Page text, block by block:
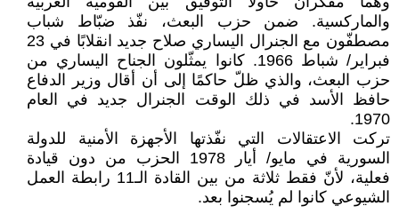
والماركسية. ضمن حزب البعث، نفّذ ضبّاط شباب
مصطفّون مع الجنرال اليساري صلاح جديد انقلابًا في 23
فبراير/ شباط 1966. كانوا يمثّلون الجناح اليساري من
حزب البعث، والذي ظلّ حاكمًا إلى أن أقال وزير الدفاع
حافظ الأسد في ذلك الوقت الجنرال جديد في العام
1970.
تركت الاعتقالات التي نفّذتها الأجهزة الأمنية للدولة
السورية في مايو/ أيار 1978 الحزب من دون قيادة
فعلية، لأنّ فقط ثلاثة من بين القادة الـ11 رابطة العمل
الشيوعي كانوا لم يُسجنوا بعد.